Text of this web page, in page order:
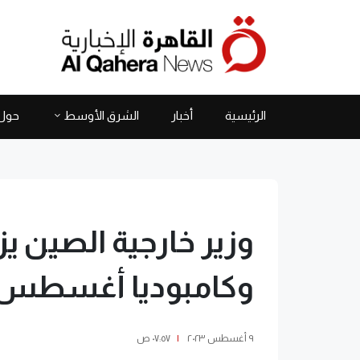
الرئيسية أخبار الشرق الأوسط
وزير خارجية الصين
وكامبوديا أغسطس
٩ أغسطس ٢٠٢٣ | ٠٧:٥٧ ص